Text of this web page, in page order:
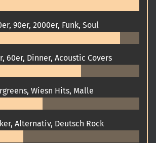
90er, 2000er, Funk, Soul
60er, Dinner, Acoustic Covers
Wiesn Hits, Malle
Alternativ, Deutsch Rock